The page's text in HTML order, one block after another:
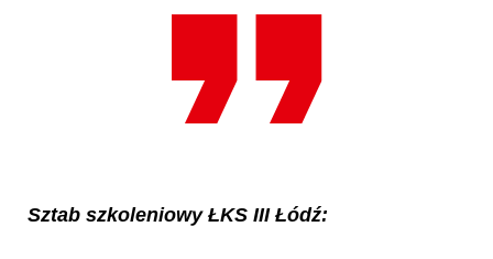
Sztab szkoleniowy ŁKS III Łódź: